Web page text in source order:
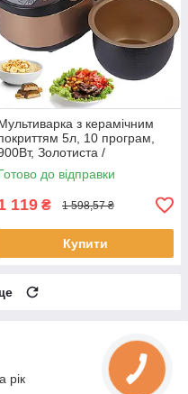
з керамічним
5л, 10 програм,
Золотиста /
мультиварка-
до відправки
119 ₴ 1 598,57 ₴
Купити
рік